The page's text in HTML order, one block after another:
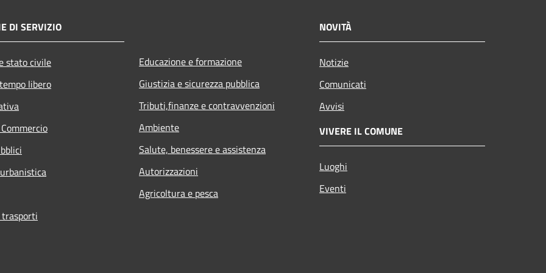
DI SERVIZIO
stato civile
libero
Educazione e formazione
Giustizia e sicurezza pubblica
Tributi,finanze e contravvenzioni
Ambiente
Salute, benessere e assistenza
Autorizzazioni
Agricoltura e pesca
NOVITÀ
Notizie
Comunicati
Avvisi
VIVERE IL COMUNE
Luoghi
Eventi